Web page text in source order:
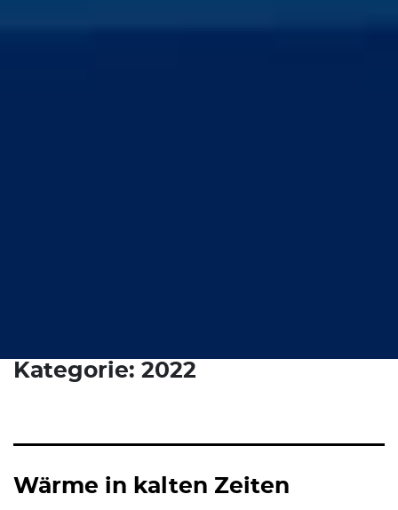
Kategorie: 2022
Wärme in kalten Zeiten